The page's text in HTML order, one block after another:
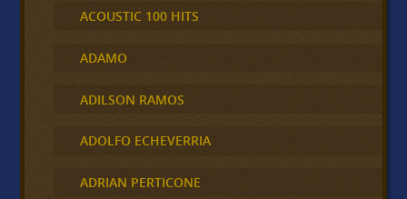
ACOUSTIC 100 HITS
ADAMO
ADILSON RAMOS
ADOLFO ECHEVERRIA
ADRIAN PERTICONE